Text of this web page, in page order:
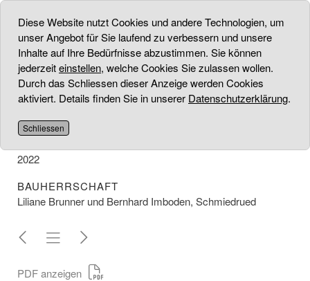
BAUERNHAUS
PROJEKT
2022
BAUHERRSCHAFT
Liliane Brunner und Bernhard Imboden, Schmiedrued
PDF anzeigen
Diese Website nutzt Cookies und andere Technologien, um
unser Angebot für Sie laufend zu verbessern und unsere
Inhalte auf Ihre Bedürfnisse abzustimmen. Sie können
jederzeiteinstellen, welche Cookies Sie zulassen wollen.
Durch das Schliessen dieser Anzeige werden Cookies
aktiviert. Details finden Sie in unserer Datenschutzerklärung.
Schliessen